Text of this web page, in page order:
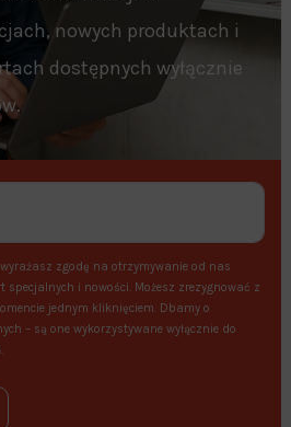
nowych produktach i
dostępnych wyłącznie
zgodę na otrzymywanie od nas
specjalnych i nowości. Możesz zrezygnować z
jednym kliknięciem. Dbamy o
– są one wykorzystywane wyłącznie do